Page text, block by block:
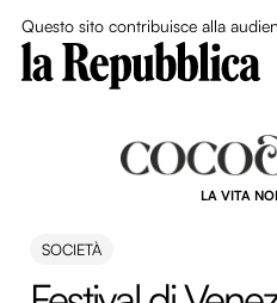
Questo sito contribuisce alla
LA VITA
SOCIETÀ